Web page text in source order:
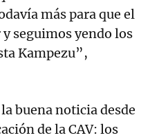
más para que el
seguimos yendo los
Kampezu”,
buena noticia desde
de la CAV: los